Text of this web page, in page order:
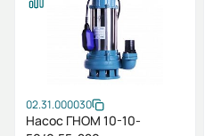
02.31.000030
Насос ГНОМ 10-10-